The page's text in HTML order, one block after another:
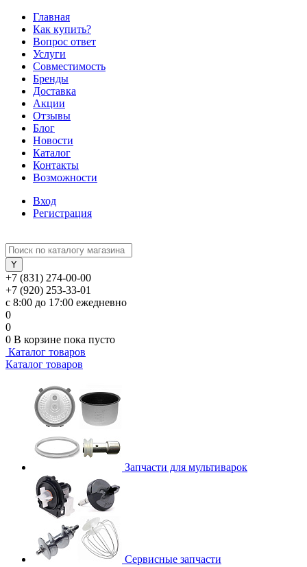
Главная
Как купить?
Вопрос ответ
Услуги
Совместимость
Бренды
Доставка
Акции
Отзывы
Блог
Новости
Каталог
Контакты
Возможности
Вход
Регистрация
+7 (831) 274-00-00
+7 (920) 253-33-01
с 8:00 до 17:00 ежедневно
0
0
0 В корзине пока пусто
Каталог товаров
Каталог товаров
Запчасти для мультиварок
Сервисные запчасти